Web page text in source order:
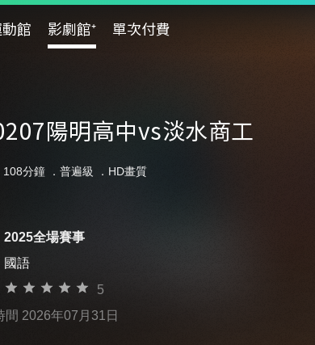
館 影劇館⁺ 單次付費
陽明高中vs淡水商工
分鐘 ． 普遍級 ．HD畫質
2025全場賽事
國語
5
間 2026年07月31日